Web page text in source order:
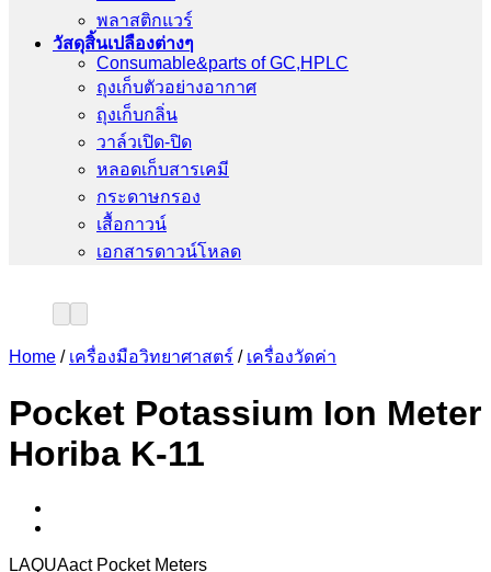
พลาสติกแวร์
วัสดุสิ้นเปลืองต่างๆ
Consumable&parts of GC,HPLC
ถุงเก็บตัวอย่างอากาศ
ถุงเก็บกลิ่น
วาล์วเปิด-ปิด
หลอดเก็บสารเคมี
กระดาษกรอง
เสื้อกาวน์
เอกสารดาวน์โหลด
Home / เครื่องมือวิทยาศาสตร์ / เครื่องวัดค่า
Pocket Potassium Ion Meter
Horiba K-11
LAQUAact Pocket Meters